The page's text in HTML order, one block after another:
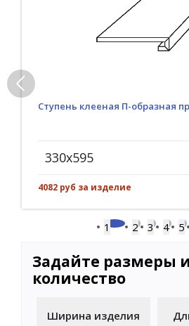
Ступень клееная П-образная
330x595
4082 руб за изделие
1 2 3 4 5
Задайте размеры и
количество
Ширина изделия